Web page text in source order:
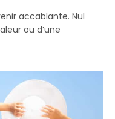
accablante. Nul
ou d’une